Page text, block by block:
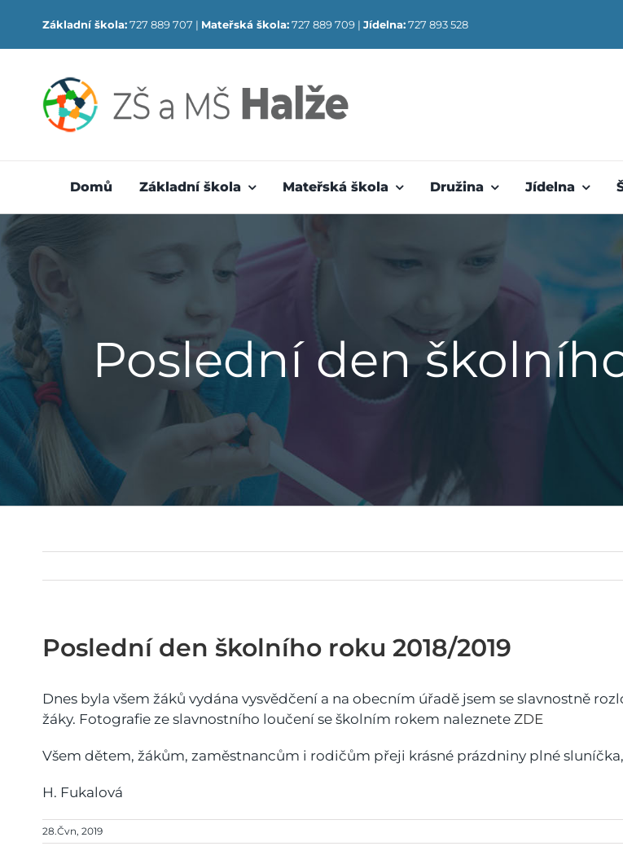
content
Základní škola:727 889 707 | Mateřská škola:727 889 709 | Jídelna:727 893 528
Domů Základní škola Mateřská škola Družina Jídelna
Poslední den
Poslední den školního roku 2018/2019
Dnes byla všem žáků vydána vysvědčení a na obecním úřadě jsem se slavnostně
žáky. Fotografie ze slavnostního loučení se školním rokem naleznete ZDE
Všem dětem, žákům, zaměstnancům i rodičům přeji krásné prázdniny plné
H. Fukalová
28.Čvn, 2019